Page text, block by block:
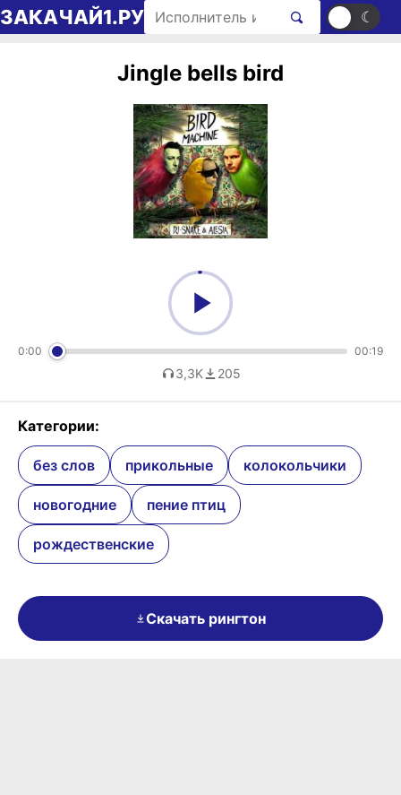
Перейти к содержимому
ЗАКАЧАЙ1.РУ Поиск рингтонов ☀ ☾
Jingle bells bird
0:00 00:19
3,3K 205
Категории:
без слов прикольные колокольчики
новогодние пение птиц
рождественские
Скачать рингтон